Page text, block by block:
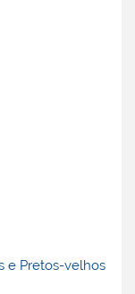
e Pretos-velhos